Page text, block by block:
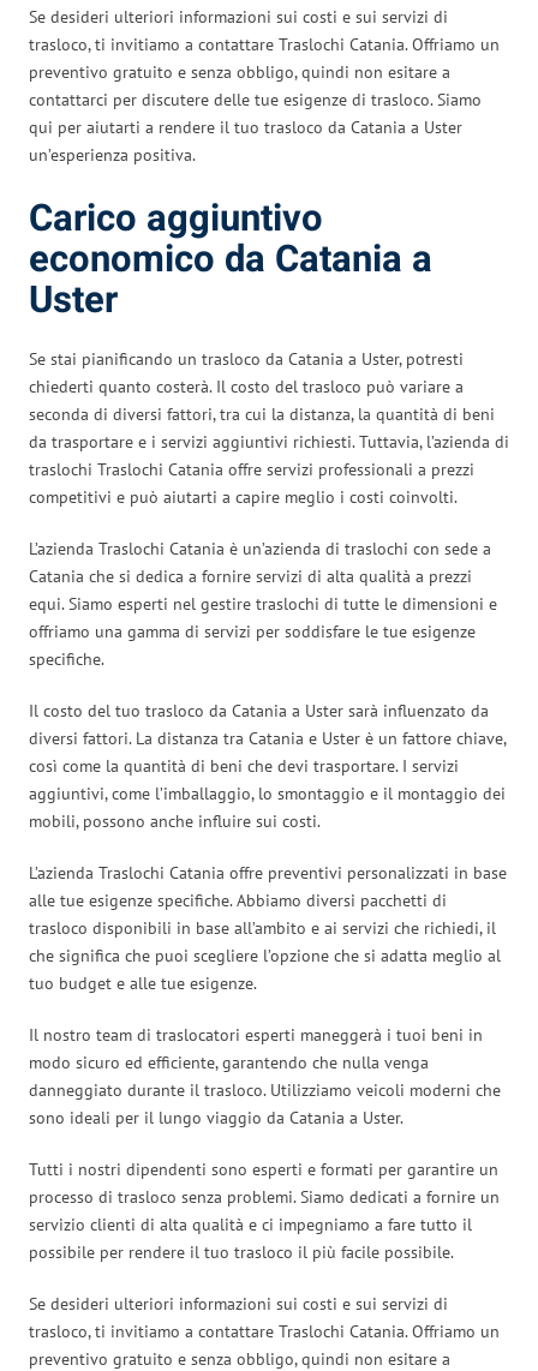
Se desideri ulteriori informazioni sui costi e sui servizi di
trasloco, ti invitiamo a contattare Traslochi Catania. Offriamo un
preventivo gratuito e senza obbligo, quindi non esitare a
contattarci per discutere delle tue esigenze di trasloco. Siamo
qui per aiutarti a rendere il tuo trasloco da Catania a Uster
un’esperienza positiva.
Carico aggiuntivo
economico da Catania a
Uster
Se stai pianificando un trasloco da Catania a Uster, potresti
chiederti quanto costerà. Il costo del trasloco può variare a
seconda di diversi fattori, tra cui la distanza, la quantità di beni
da trasportare e i servizi aggiuntivi richiesti. Tuttavia, l’azienda di
traslochi Traslochi Catania offre servizi professionali a prezzi
competitivi e può aiutarti a capire meglio i costi coinvolti.
L’azienda Traslochi Catania è un’azienda di traslochi con sede a
Catania che si dedica a fornire servizi di alta qualità a prezzi
equi. Siamo esperti nel gestire traslochi di tutte le dimensioni e
offriamo una gamma di servizi per soddisfare le tue esigenze
specifiche.
Il costo del tuo trasloco da Catania a Uster sarà influenzato da
diversi fattori. La distanza tra Catania e Uster è un fattore chiave,
così come la quantità di beni che devi trasportare. I servizi
aggiuntivi, come l’imballaggio, lo smontaggio e il montaggio dei
mobili, possono anche influire sui costi.
L’azienda Traslochi Catania offre preventivi personalizzati in base
alle tue esigenze specifiche. Abbiamo diversi pacchetti di
trasloco disponibili in base all’ambito e ai servizi che richiedi, il
che significa che puoi scegliere l’opzione che si adatta meglio al
tuo budget e alle tue esigenze.
Il nostro team di traslocatori esperti maneggerà i tuoi beni in
modo sicuro ed efficiente, garantendo che nulla venga
danneggiato durante il trasloco. Utilizziamo veicoli moderni che
sono ideali per il lungo viaggio da Catania a Uster.
Tutti i nostri dipendenti sono esperti e formati per garantire un
processo di trasloco senza problemi. Siamo dedicati a fornire un
servizio clienti di alta qualità e ci impegniamo a fare tutto il
possibile per rendere il tuo trasloco il più facile possibile.
Se desideri ulteriori informazioni sui costi e sui servizi di
trasloco, ti invitiamo a contattare Traslochi Catania. Offriamo un
preventivo gratuito e senza obbligo, quindi non esitare a